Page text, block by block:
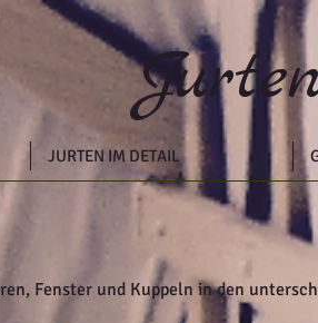
J
JURTEN IM DETAIL
Fenster und Kuppeln in den